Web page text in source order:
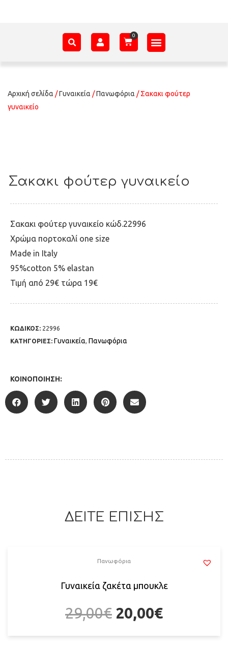
Αρχική σελίδα /Γυναικεία /Πανωφόρια / Σακακι φούτερ
γυναικείο
Σακακι φούτερ γυναικείο
Σακακι φούτερ γυναικείο κώδ.22996
Χρώμα πορτοκαλί one size
Made in Italy
95%cotton 5% elastan
Τιμή από 29€ τώρα 19€
ΚΩΔΙΚΟΣ: 22996
ΚΑΤΗΓΟΡΙΕΣ: Γυναικεία, Πανωφόρια
ΚΟΙΝΟΠΟΊΗΣΗ:
ΔΕΙΤΕ ΕΠΙΣΗΣ
Πανωφόρια
Γυναικεία ζακέτα μπουκλε
29,00€ 20,00€